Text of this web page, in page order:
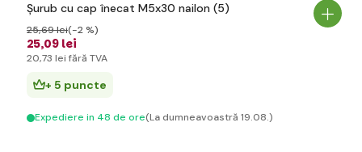
Șurub cu cap înecat M5x30 nailon (5)
25,09 lei
25,69 lei(-2 %)
20,73 lei fără TVA
+ 5 puncte
Expediere in 48 de ore(La dumneavoastră 19.08.)